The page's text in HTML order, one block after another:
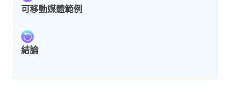
可移動媒體範例
結論